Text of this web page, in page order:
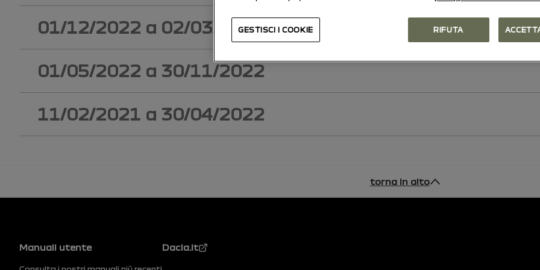
01/12/2022 a 02/03/2023
01/05/2022 a 30/11/2022
11/02/2021 a 30/04/2022
torna in alto
Piè di pagina
Manuali utente Dacia.it
RIFUTA
GESTISCI I COOKIE